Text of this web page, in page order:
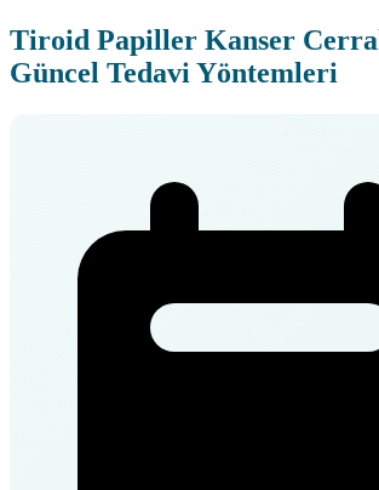
Tiroid Papiller Kanser
Güncel Tedavi Yöntemleri